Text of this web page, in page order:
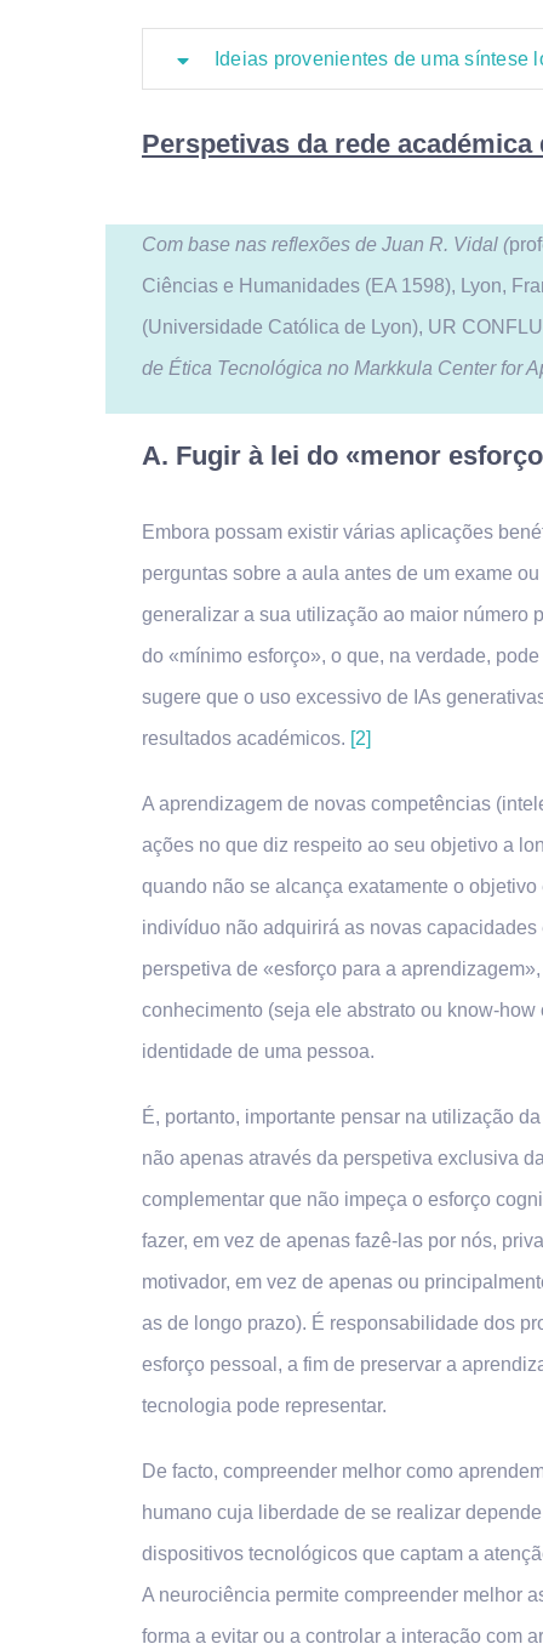
Ideias provenientes de uma
Perspetivas da rede académica
Com base nas reflexões de Juan R. Vidal (
Ciências e Humanidades (EA 1598), Lyon,
(Universidade Católica de Lyon), UR
de Ética Tecnológica no Markkula Center for
A. Fugir à lei do «menor
Embora possam existir várias aplicações
perguntas sobre a aula antes de um exame
generalizar a sua utilização ao maior número
do «mínimo esforço», o que, na verdade,
sugere que o uso excessivo de IAs
resultados académicos. [2]
A aprendizagem de novas competências
ações no que diz respeito ao seu objetivo a
quando não se alcança exatamente o
indivíduo não adquirirá as novas
perspetiva de «esforço para a
conhecimento (seja ele abstrato ou know-
identidade de uma pessoa.
É, portanto, importante pensar na utilização
não apenas através da perspetiva exclusiva
complementar que não impeça o esforço
fazer, em vez de apenas fazê-las por nós,
motivador, em vez de apenas ou
as de longo prazo). É responsabilidade dos
esforço pessoal, a fim de preservar a
tecnologia pode representar.
De facto, compreender melhor como
humano cuja liberdade de se realizar
dispositivos tecnológicos que captam a
A neurociência permite compreender melhor
forma a evitar ou a controlar a interação com